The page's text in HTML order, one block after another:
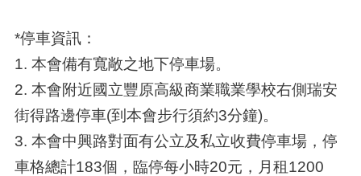
*停車資訊：
1. 本會備有寬敞之地下停車場。
2. 本會附近國立豐原高級商業職業學校右側瑞安
街得路邊停車(到本會步行須約3分鐘)。
3. 本會中興路對面有公立及私立收費停車場，停
車格總計183個，臨停每小時20元，月租1200